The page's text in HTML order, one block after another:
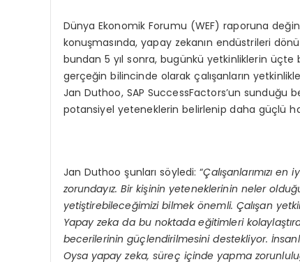
Dünya Ekonomik Forumu (WEF) raporuna
konuşmasında, yapay zekanın endüstrileri
bundan 5 yıl sonra, bugünkü yetkinliklerin üçte
gerçeğin bilincinde olarak çalışanların
Jan Duthoo, SAP SuccessFactors’un
potansiyel yeteneklerin belirlenip daha güçlü
Jan Duthoo şunları söyledi: “Çalışanlarımızı
zorundayız. Bir kişinin yeteneklerinin neler
yetiştirebileceğimizi bilmek önemli. Çalışan
Yapay zeka da bu noktada eğitimleri
becerilerinin güçlendirilmesini destekliyor.
Oysa yapay zeka, süreç içinde yapma